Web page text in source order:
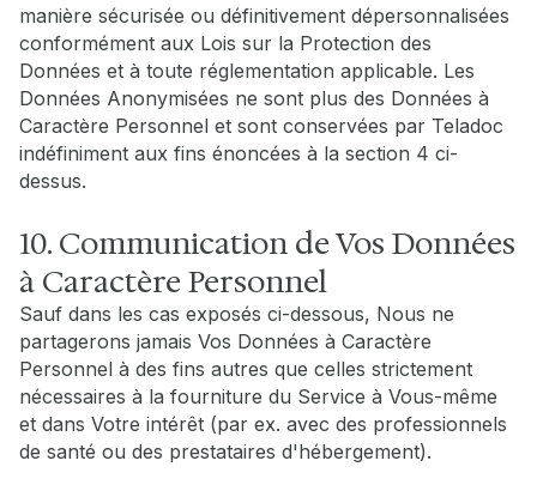
manière sécurisée ou définitivement dépersonnalisées
conformément aux Lois sur la Protection des
Données et à toute réglementation applicable. Les
Données Anonymisées ne sont plus des Données à
Caractère Personnel et sont conservées par Teladoc
indéfiniment aux fins énoncées à la section 4 ci-
dessus.
10. Communication de Vos Données
à Caractère Personnel
Sauf dans les cas exposés ci-dessous, Nous ne
partagerons jamais Vos Données à Caractère
Personnel à des fins autres que celles strictement
nécessaires à la fourniture du Service à Vous-même
et dans Votre intérêt (par ex. avec des professionnels
de santé ou des prestataires d'hébergement).